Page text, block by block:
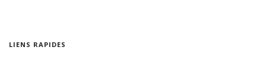
LIENS RAPIDES